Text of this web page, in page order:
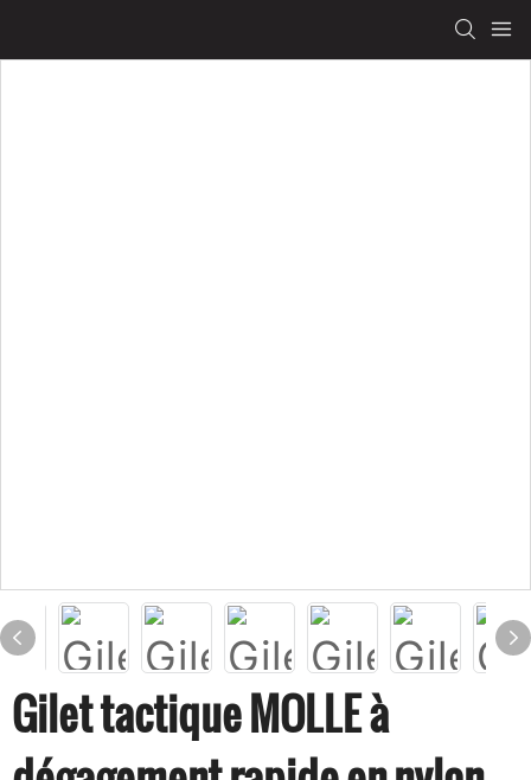
Gilet tactique MOLLE à